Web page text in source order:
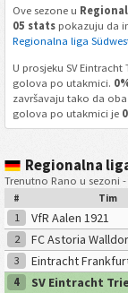
Ove sezone u
05 stats pokazuju da
Regionalna liga
U prosjeku SV Eintracht
golova po utakmici.
završavaju tako da
golova po utakmici je 0
Regionalna
Trenutno Rano u sezoni -
# Tim
1 VfR Aalen 1921
2
FC Astoria
3
Eintracht
4
SV Eintracht